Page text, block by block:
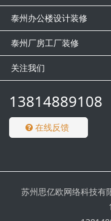
泰州办公楼设计装修
泰州厂房工厂装修
关注我们
13814889108
在线反馈
苏州思亿欧网络科技有